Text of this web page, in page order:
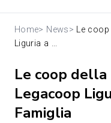
Home> News> Le
Liguria a ...
Le coop
Legacoop
Famiglia